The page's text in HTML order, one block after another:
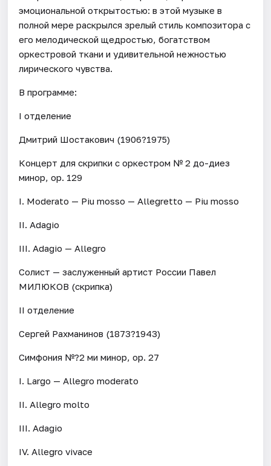
эмоциональной открытостью: в этой музыке в
полной мере раскрылся зрелый стиль композитора с
его мелодической щедростью, богатством
оркестровой ткани и удивительной нежностью
лирического чувства.
В программе:
I отделение
Дмитрий Шостакович (1906?1975)
Концерт для скрипки с оркестром № 2 до-диез
минор, op. 129
I. Moderato — Piu mosso — Allegretto — Piu mosso
II. Adagio
III. Adagio — Allegro
Солист — заслуженный артист России Павел
МИЛЮКОВ (скрипка)
II отделение
Сергей Рахманинов (1873?1943)
Симфония №?2 ми минор, op. 27
I. Largo — Allegro moderato
II. Allegro molto
III. Adagio
IV. Allegro vivace